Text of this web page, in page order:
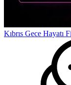
Kıbrıs Gece Hayatı